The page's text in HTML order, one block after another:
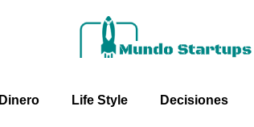
Dinero Life Style Decisiones